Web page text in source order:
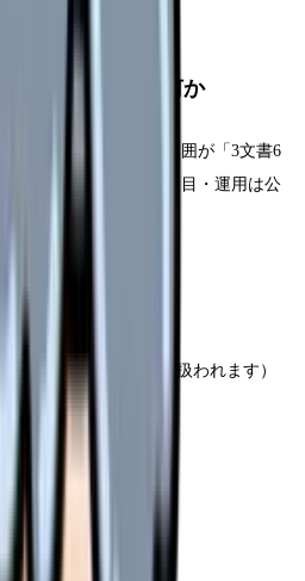
ください。
共有されるのは何か
は、共有する情報の範囲が「3文書6
ています（具体的な項目・運用は公
介状）
供書に添付する形で扱われます）